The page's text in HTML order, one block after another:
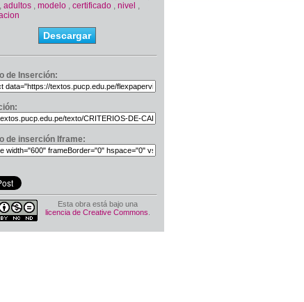
, adultos , modelo , certificado , nivel ,
Descargar
de Inserción:
de inserción Iframe:
Esta obra está bajo una
licencia de Creative Commons